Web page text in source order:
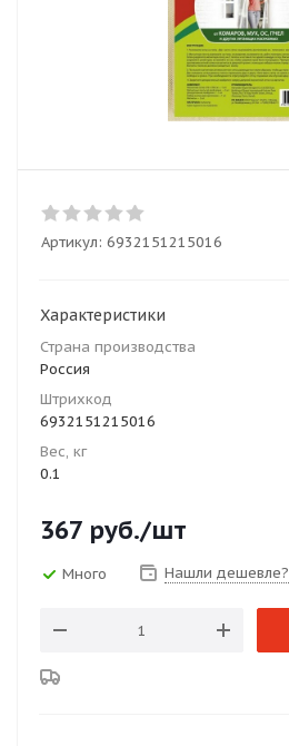
Артикул: 6932151215016
Характеристики
Страна производства
Россия
Штрихкод
6932151215016
Вес, кг
0.1
367 руб./шт
Много Нашли дешевле?